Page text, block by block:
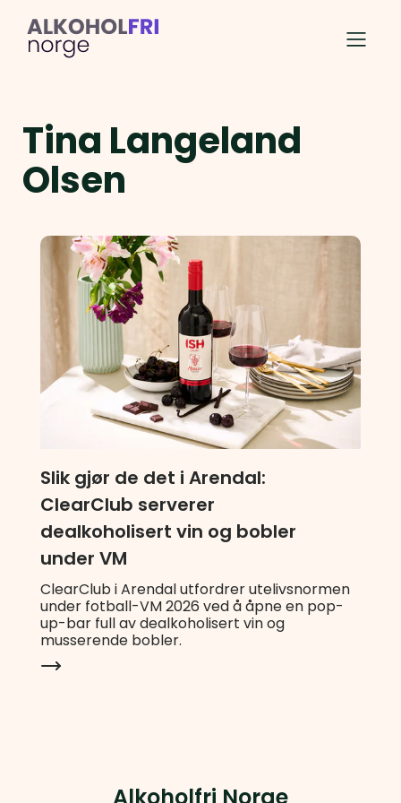
Tina Langeland
Olsen
Slik gjør de det i Arendal:
ClearClub serverer
dealkoholisert vin og bobler
under VM
ClearClub i Arendal utfordrer utelivsnormen
under fotball-VM 2026 ved å åpne en pop-
up-bar full av dealkoholisert vin og
musserende bobler.